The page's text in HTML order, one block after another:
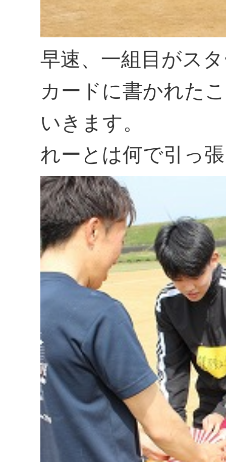
早速、一組目がス
カードに書かれた
いきます。
れーとは何で引っ